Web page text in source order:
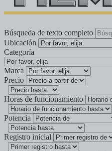
Búsqueda de texto completo
Ubicación
Categoría
Marca
Precio
Horas de funcionamiento
Potencia
Registro inicial